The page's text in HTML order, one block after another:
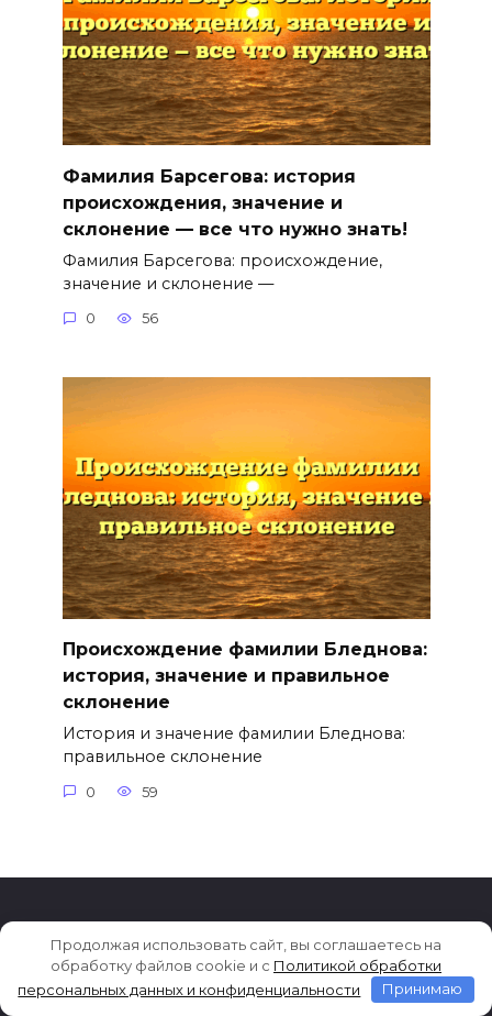
Фамилия Барсегова: история
происхождения, значение и
склонение — все что нужно знать!
Фамилия Барсегова: происхождение,
значение и склонение —
0 56
Происхождение фамилии Бледнова:
история, значение и правильное
склонение
История и значение фамилии Бледнова:
правильное склонение
0 59
© 2014-2026Значение
имени и фамилии
Разработка сайта
Boont.Ru
Продолжая использовать сайт, вы соглашаетесь на
обработку файлов cookie и c Политикой обработки
персональных данных и конфиденциальности
Принимаю